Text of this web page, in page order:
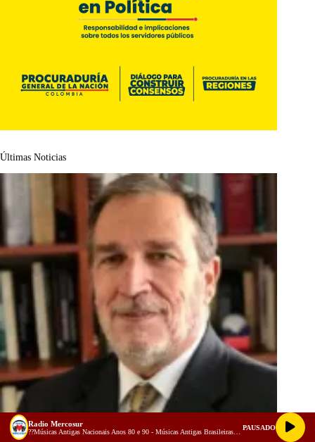
Últimas Noticias
Radio Mercosur PAUSADO